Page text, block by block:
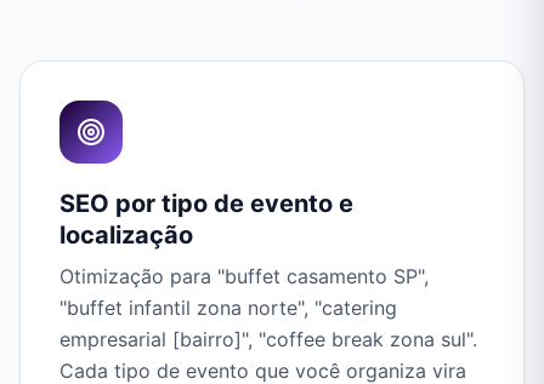
SEO por tipo de evento e
localização
Otimização para "buffet casamento SP",
"buffet infantil zona norte", "catering
empresarial [bairro]", "coffee break zona sul".
Cada tipo de evento que você organiza vira